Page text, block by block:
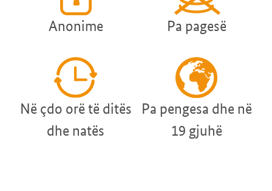
Anonime Pa pagesë
Në çdo orë të ditës
dhe natës
Pa pengesa dhe në
19 gjuhë